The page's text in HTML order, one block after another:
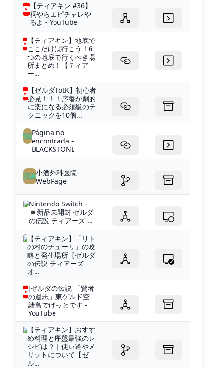
【ティアキン #36】
祠やらエピチャレや
るよ - YouTube
【ティアキン】地底で
ここだけは行こう！6
つの地底で行くべき場
所まとめ！【ティア
ー...
【ゼルダTotK】初心者
必見！！！序盤が劇的
に楽になる必須級のテ
クニックを10個...
Página no
encontrada –
BLACKSTONE
小酒外科医院-
WebPage
Nintendo Switch -
◾️新品未開封 ゼルダ
の伝説 ティアーズ ...
【ティアキン】「リト
の村のチューリ」の攻
略と発生場所【ゼルダ
の伝説 ティアーズ
オ...
[ゼルダの伝説]「賢者
の遺志」東ゲルド空
諸島でげっとです -
YouTube
【ティアキン】おすす
め料理と序盤最強のレ
シピは？｜使い道やメ
リットについて【ゼ
ル...